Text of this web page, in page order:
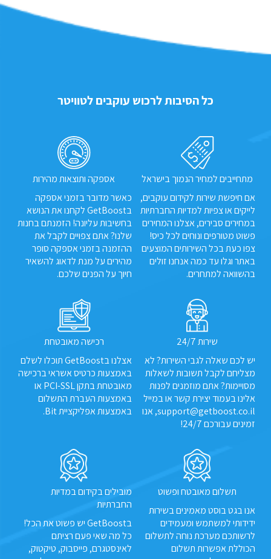
כל הסיבות לרכוש עוקבים לטוויטר
מתחייבים למחיר הנמוך בישראל
אם חיפשת שירות לקידום עוקבים,
לייקים או צפיות למדיות החברתיות
במחירים סבירים, אצלנו המחירים
פשוט מטורפים ונוחים לכל כיס!
צפו כעת בכל השירותים המוצעים
באתר וגלו עד כמה אנחנו זולים
בהשוואה למתחרים.
אספקה ותוצאות מהירות
כאשר מדובר בזמני אספקה
בGetBoost לקחנו את הנושא
בחשיבות עליונה! הזמנתם בחנות
שלנו? אתם צפויים לקבל את
ההזמנה בזמני אספקה סופר
מהירים על מנת לדאוג להשאיר
חיוך על הפנים שלכם.
שירות 24/7
יש לכם שאלה לגבי השירות? לא
מצליחם לקבל תשובות לשאלות
מסויימות? אתם מוזמנים לפנות
אלינו בעמוד יצירת קשר או במייל
support@getboost.co.il, אנו
זמינים עבורכם 24/7!
רכישה מאובטחת
אצלנו בGetBoost תוכלו לשלם
באמצעות כרטיס אשראי ברכישה
מאובטחת בתקן PCI-SSL או
באמצעות העברת התשלום
באמצעות אפליקציית Bit.
תשלום מאובטח ופשוט
אנו בגט בוסט מאמינים בשירות
ידידותי למשתמש ומעמידים
לרשותכם מערכת נוחה לתשלום
הכוללת אפשרות תשלום
מובילים בקידום במדיות
החברתיות
בGetBoost יש פשוט את הכל!
כל מה שאי פעם רציתם
לאינסטגרם, פייסבוק, טיקטוק,